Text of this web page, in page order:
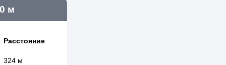
м
Расстояние
324 м